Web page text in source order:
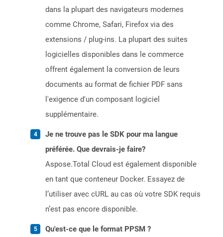
dans la plupart des navigateurs modernes
comme Chrome, Safari, Firefox via des
extensions / plug-ins. La plupart des suites
logicielles disponibles dans le commerce
offrent également la conversion de leurs
documents au format de fichier PDF sans
l'exigence d'un composant logiciel
supplémentaire.
Je ne trouve pas le SDK pour ma langue
préférée. Que devrais-je faire?
Aspose.Total Cloud est également disponible
en tant que conteneur Docker. Essayez de
l’utiliser avec cURL au cas où votre SDK requis
n’est pas encore disponible.
Qu'est-ce que le format PPSM ?